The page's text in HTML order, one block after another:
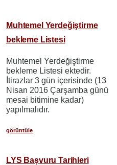
Muhtemel Yerdeğiştirme
bekleme Listesi
Muhtemel Yerdeğiştirme
bekleme Listesi ektedir.
İtirazlar 3 gün içerisinde (13
Nisan 2016 Çarşamba günü
mesai bitimine kadar)
yapılmalıdır.
görüntüle
LYS Başvuru Tarihleri